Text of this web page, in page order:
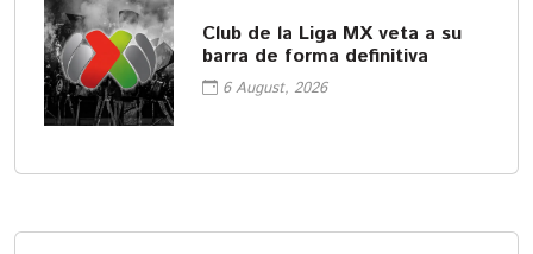
Club de la Liga MX veta a su
barra de forma definitiva
6 August, 2026